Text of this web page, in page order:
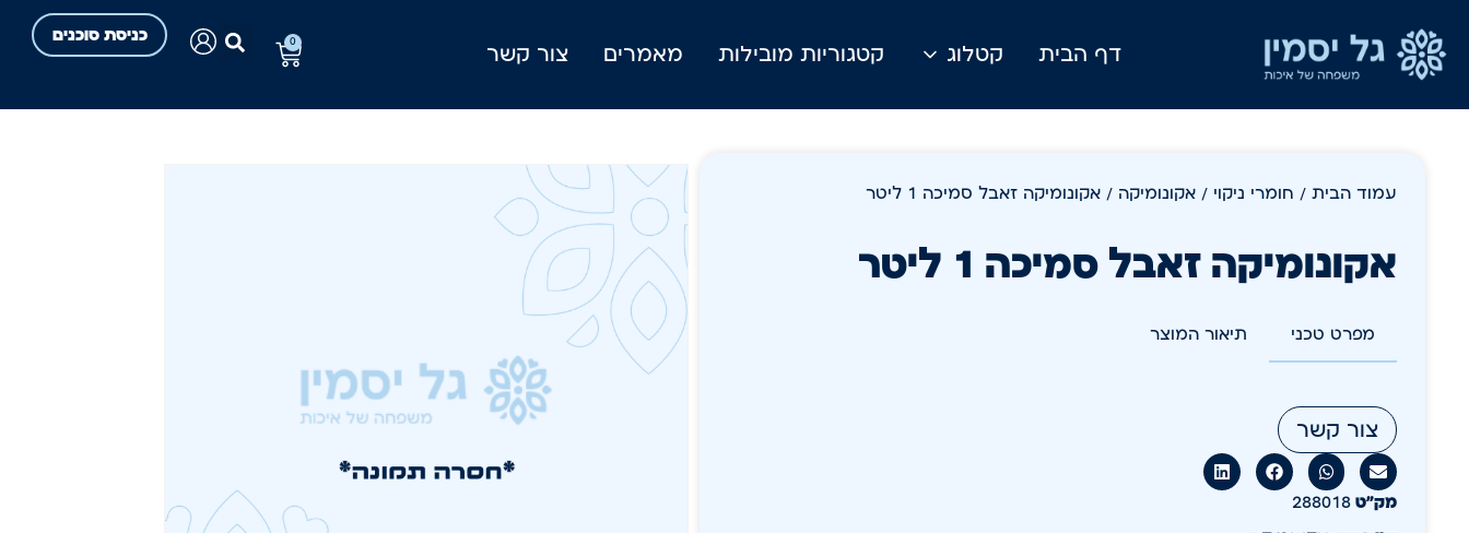
דף הבית קטלוג קטגוריות מובילות מאמרים צור קשר
כניסת סוכנים 0
עמוד הבית / חומרי ניקוי / אקונומיקה / אקונומיקה זאבל סמיכה 1 ליטר
אקונומיקה זאבל סמיכה 1 ליטר
מפרט טכני תיאור המוצר
צור קשר
מק״ט 288018